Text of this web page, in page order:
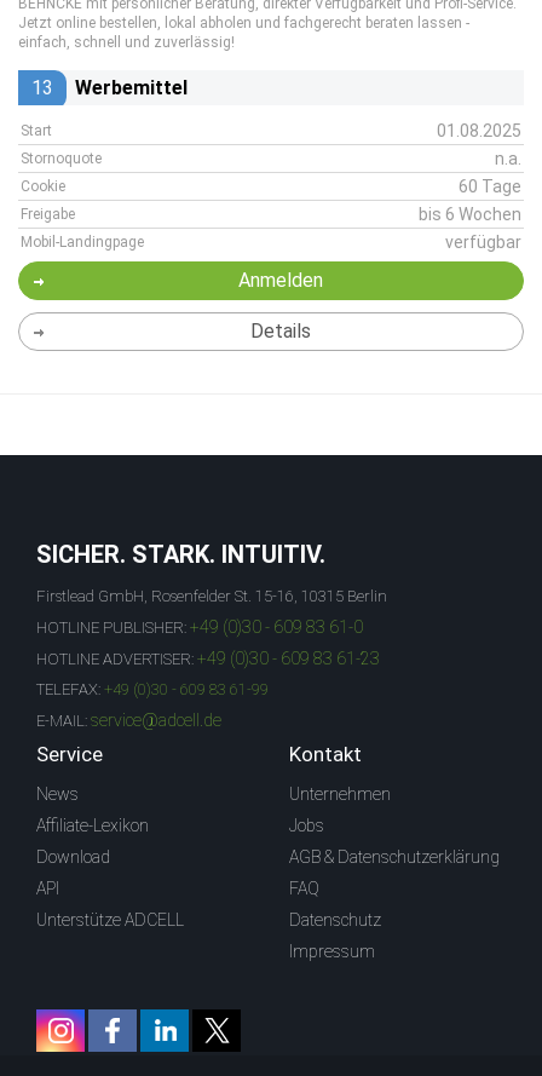
BEHNCKE mit persönlicher Beratung, direkter Verfügbarkeit und Profi-Service.
Jetzt online bestellen, lokal abholen und fachgerecht beraten lassen -
einfach, schnell und zuverlässig!
13 Werbemittel
Start 01.08.2025
Stornoquote n.a.
Cookie 60 Tage
Freigabe bis 6 Wochen
Mobil-Landingpage verfügbar
Anmelden
Details
SICHER. STARK. INTUITIV.
Firstlead GmbH, Rosenfelder St. 15-16, 10315 Berlin
HOTLINE PUBLISHER: +49 (0)30 - 609 83 61-0
HOTLINE ADVERTISER: +49 (0)30 - 609 83 61-23
TELEFAX: +49 (0)30 - 609 83 61-99
E-MAIL: service@adcell.de
Service
News
Affiliate-Lexikon
Download
API
Unterstütze ADCELL
Kontakt
Unternehmen
Jobs
AGB & Datenschutzerklärung
FAQ
Datenschutz
Impressum